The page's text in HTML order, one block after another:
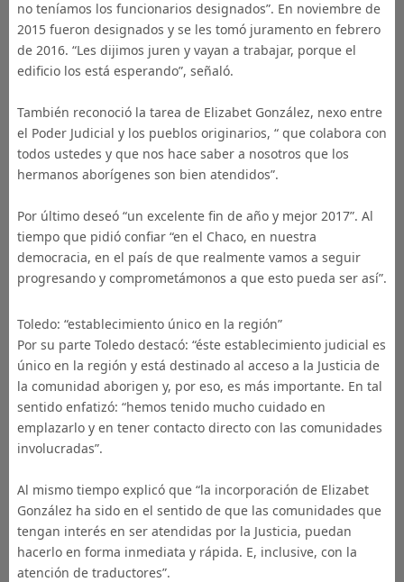
no teníamos los funcionarios designados”. En noviembre de
2015 fueron designados y se les tomó juramento en febrero
de 2016. “Les dijimos juren y vayan a trabajar, porque el
edificio los está esperando”, señaló.
También reconoció la tarea de Elizabet González, nexo entre
el Poder Judicial y los pueblos originarios, “ que colabora con
todos ustedes y que nos hace saber a nosotros que los
hermanos aborígenes son bien atendidos”.
Por último deseó “un excelente fin de año y mejor 2017”. Al
tiempo que pidió confiar “en el Chaco, en nuestra
democracia, en el país de que realmente vamos a seguir
progresando y comprometámonos a que esto pueda ser así”.
Toledo: “establecimiento único en la región”
Por su parte Toledo destacó: “éste establecimiento judicial es
único en la región y está destinado al acceso a la Justicia de
la comunidad aborigen y, por eso, es más importante. En tal
sentido enfatizó: “hemos tenido mucho cuidado en
emplazarlo y en tener contacto directo con las comunidades
involucradas”.
Al mismo tiempo explicó que “la incorporación de Elizabet
González ha sido en el sentido de que las comunidades que
tengan interés en ser atendidas por la Justicia, puedan
hacerlo en forma inmediata y rápida. E, inclusive, con la
atención de traductores”.